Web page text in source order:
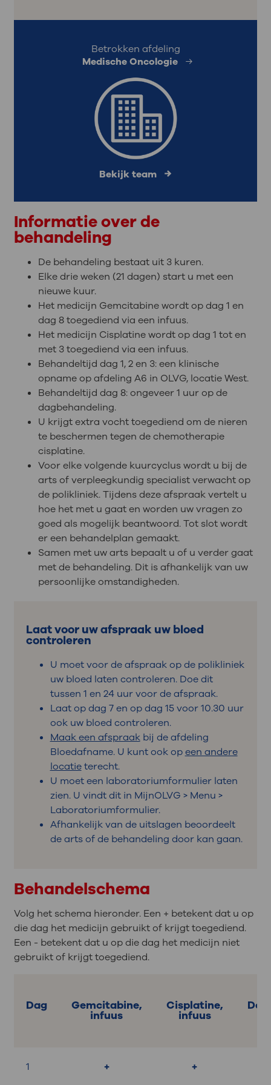
Betrokken afdeling
Medische Oncologie
Bekijk team
Informatie over de
behandeling
De behandeling bestaat uit 3 kuren.
Elke drie weken (21 dagen) start u met een
nieuwe kuur.
Het medicijn Gemcitabine wordt op dag 1 en
dag 8 toegediend via een infuus.
Het medicijn Cisplatine wordt op dag 1 tot en
met 3 toegediend via een infuus.
Behandeltijd dag 1, 2 en 3: een klinische
opname op afdeling A6 in OLVG, locatie West.
Behandeltijd dag 8: ongeveer 1 uur op de
dagbehandeling.
U krijgt extra vocht toegediend om de nieren
te beschermen tegen de chemotherapie
cisplatine.
Voor elke volgende kuurcyclus wordt u bij de
arts of verpleegkundig specialist verwacht op
de polikliniek. Tijdens deze afspraak vertelt u
hoe het met u gaat en worden uw vragen zo
goed als mogelijk beantwoord. Tot slot wordt
er een behandelplan gemaakt.
Samen met uw arts bepaalt u of u verder gaat
met de behandeling. Dit is afhankelijk van uw
persoonlijke omstandigheden.
Laat voor uw afspraak uw bloed
controleren
U moet voor de afspraak op de polikliniek
uw bloed laten controleren. Doe dit
tussen 1 en 24 uur voor de afspraak.
Laat op dag 7 en op dag 15 voor 10.30 uur
ook uw bloed controleren.
Maak een afspraakbij de afdeling
Bloedafname. U kunt ook opeen andere
locatieterecht.
U moet een laboratoriumformulier laten
zien. U vindt dit in MijnOLVG > Menu >
Laboratoriumformulier.
Afhankelijk van de uitslagen beoordeelt
de arts of de behandeling door kan gaan.
Behandelschema
Volg het schema hieronder. Een + betekent dat u op
die dag het medicijn gebruikt of krijgt toegediend.
Een - betekent dat u op die dag het medicijn niet
gebruikt of krijgt toegediend.
Dag Gemcitabine,
infuus
Cisplatine,
infuus
1 + +